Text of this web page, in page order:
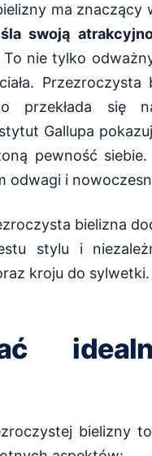
ma znaczący
swoją
To nie tylko
przekłada się
Gallupa
pewność
odwagi i
bielizna
stylu i
kroju do sylwetki.
bielizny